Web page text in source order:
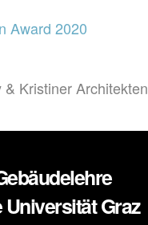
Award 2020
Kristiner Architekten
Graz